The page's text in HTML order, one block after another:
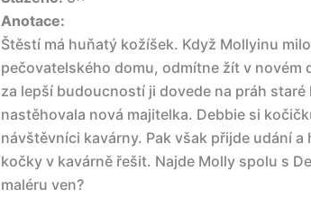
Anotace:
Štěstí má huňatý kožíšek. Když Mollyinu
pečovatelského domu, odmítne žít v novém
za lepší budoucností ji dovede na práh staré
nastěhovala nová majitelka. Debbie si
návštěvníci kavárny. Pak však přijde udání
kočky v kavárně řešit. Najde Molly spolu s
maléru ven?